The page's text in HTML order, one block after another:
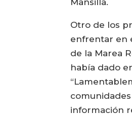
Otro de los
enfrentar en
de la Marea
había dado
información